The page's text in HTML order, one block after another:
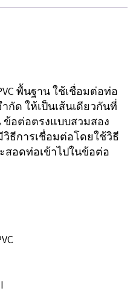
พื้นฐาน ใช้เชื่อมต่อท่อ
กัด ให้เป็นเส้นเดียวกันที่
ข้อต่อตรงแบบสวมสอง
วิธีการเชื่อมต่อโดยใช้วิธี
สอดท่อเข้าไปในข้อต่อ